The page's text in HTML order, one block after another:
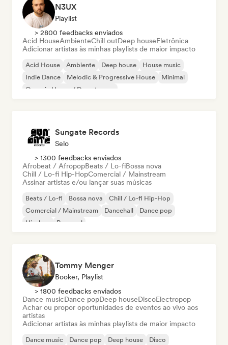
N3UX
Playlist
> 2800 feedbacks enviados
Acid HouseAmbienteChill outDeep houseEletrônica
Adicionar artistas às minhas playlists de maior impacto
Acid House Ambiente Deep house
House music
Indie Dance
Melodic & Progressive House
Minimal
Organic House / Downtempo
Sungate Records
Selo
> 1300 feedbacks enviados
Afrobeat / AfropopBeats / Lo-fiBossa nova
Chill / Lo-fi Hip-HopComercial / Mainstream
Assinar artistas e/ou lançar suas músicas
Beats / Lo-fi Bossa nova
Chill / Lo-fi Hip-Hop
Comercial / Mainstream
Dancehall
Dance pop
Hip-hop
Pop soul
Tommy Menger
Booker, Playlist
> 1800 feedbacks enviados
Dance musicDance popDeep houseDiscoElectropop
Achar ou propor oportunidades de eventos ao vivo aos
artistas
Adicionar artistas às minhas playlists de maior impacto
Dance music Dance pop Deep house
Disco